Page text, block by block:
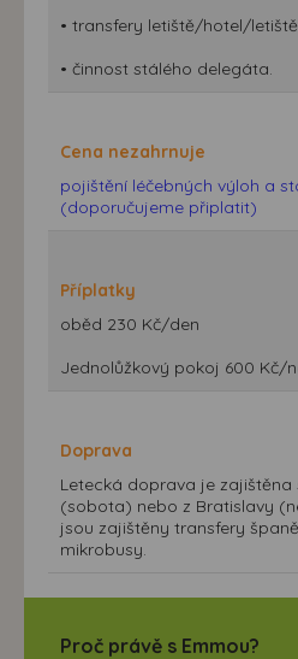
• transfery letiště/hotel/letiště
• činnost stálého delegáta.
Cena nezahrnuje
pojištění léčebných výloh a
(doporučujeme připlatit)
Příplatky
oběd 230 Kč/den
Jednolůžkový pokoj 600 Kč/
Doprava
Letecká doprava je zajištěna
(sobota) nebo z Bratislavy
jsou zajištěny transfery
mikrobusy.
Proč právě s Emmou?